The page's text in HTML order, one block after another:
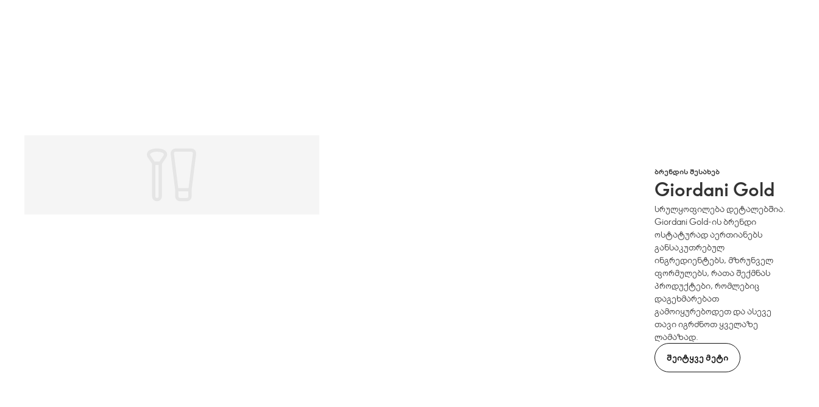
ᲑᲠᲔᲜᲓᲘᲡ ᲨᲔᲡᲐᲮᲔᲑ
Giordani Gold
სრულყოფილება დეტალებშია.
Giordani Gold-ის ბრენდი
ოსტატურად აერთიანებს
განსაკუთრებულ
ინგრედიენტებს, მზრუნველ
ფორმულებს, რათა შექმნას
პროდუქტები, რომლებიც
დაგეხმარებათ
გამოიყურებოდეთ და ასევე
თავი იგრძნოთ ყველაზე
ლამაზად.
ᲨᲔᲘᲢᲧᲕᲔ ᲛᲔᲢᲘ